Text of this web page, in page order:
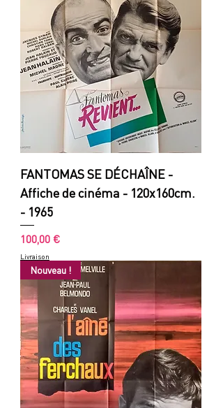
FANTOMAS SE DÉCHAÎNE -
Affiche de cinéma - 120x160cm.
- 1965
Prix
100,00 €
Livraison
Nouveau !